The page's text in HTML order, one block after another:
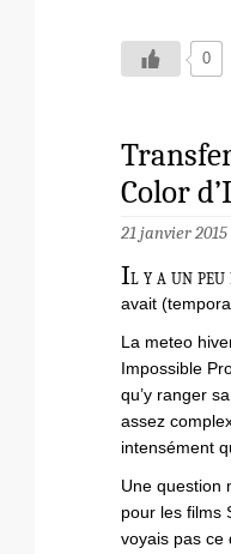
0
Color
21 janvier 2015
Il y a un peu
avait
La meteo
Impossible
qu’y ranger
assez
intensément
Une question
pour les films
voyais pas ce